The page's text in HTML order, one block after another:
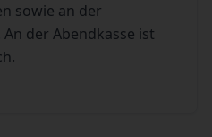
sowie an der
der Abendkasse ist